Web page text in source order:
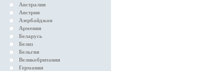
Австралия
Австрия
Азербайджан
Армения
Беларусь
Белиз
Бельгия
Великобритания
Германия